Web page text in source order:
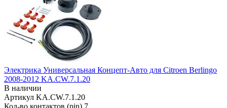
Электрика Универсальная Концепт-Авто для Citroen Berlingo
2008-2012 KA.CW.7.1.20
В наличии
Артикул KA.CW.7.1.20